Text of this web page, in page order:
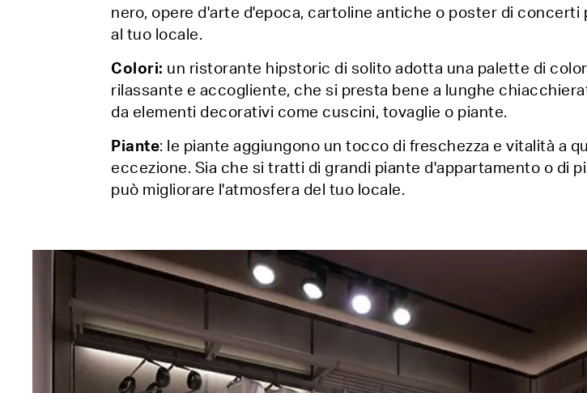
nero, opere d'arte d'epoca, cartoline antiche o poster di
al tuo locale.
Colori: un ristorante hipstoric di solito adotta una palette di
rilassante e accogliente, che si presta bene a lunghe
da elementi decorativi come cuscini, tovaglie o piante.
Piante: le piante aggiungono un tocco di freschezza e vitalità a
eccezione. Sia che si tratti di grandi piante d'appartamento o di
può migliorare l'atmosfera del tuo locale.